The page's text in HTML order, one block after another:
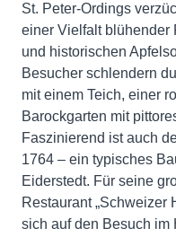
St. Peter-Ordings
einer Vielfalt blühender
und historischen
Besucher schlendern
mit einem Teich, einer
Barockgarten mit
Faszinierend ist auch
1764 – ein typisches
Eiderstedt. Für seine
Restaurant „Schweizer
sich auf den Besuch im